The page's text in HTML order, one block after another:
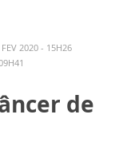
2020 - 15H26
de